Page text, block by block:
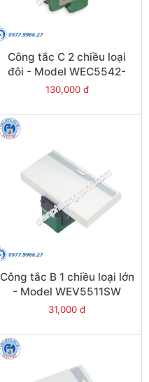
Công tắc C 2 chiều loại
đôi - Model WEC5542-
7SW
130,000 đ
Công tắc B 1 chiều loại lớn
- Model WEV5511SW
31,000 đ